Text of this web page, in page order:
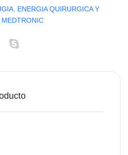
ENERGIA QUIRURGICA Y
MEDTRONIC